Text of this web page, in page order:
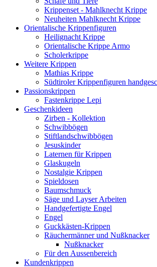
Krippenset - Mahlknecht Krippe
Neuheiten Mahlknecht Krippe
Orientalische Krippenfiguren
Heilignacht Krippe
Orientalische Krippe Armo
Scholerkrippe
Weitere Krippen
Mathias Krippe
Südtiroler Krippenfiguren
Passionskrippen
Fastenkrippe Lepi
Geschenkideen
Zirben - Kollektion
Schwibbögen
Stiftlandschwibbögen
Jesuskinder
Laternen für Krippen
Glaskugeln
Nostalgie Krippen
Spieldosen
Baumschmuck
Säge und Layser Arbeiten
Handgefertigte Engel
Engel
Guckkästen-Krippen
Räuchermänner und Nußknacker
Nußknacker
Für den Aussenbereich
Kundenkrippen